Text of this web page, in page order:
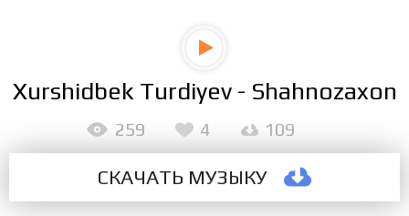
Xurshidbek Turdiyev - Shahnozaxon
СКАЧАТЬ МУЗЫКУ
259 4 109